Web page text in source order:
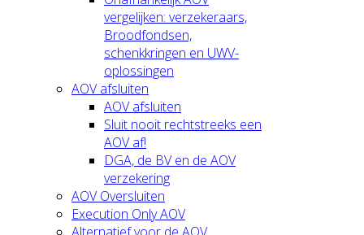
vergelijken: verzekeraars,
Broodfondsen,
schenkkringen en UWV-
oplossingen
AOV afsluiten
AOV afsluiten
Sluit nooit rechtstreeks een
AOV af!
DGA, de BV en de AOV
verzekering
AOV Oversluiten
Execution Only AOV